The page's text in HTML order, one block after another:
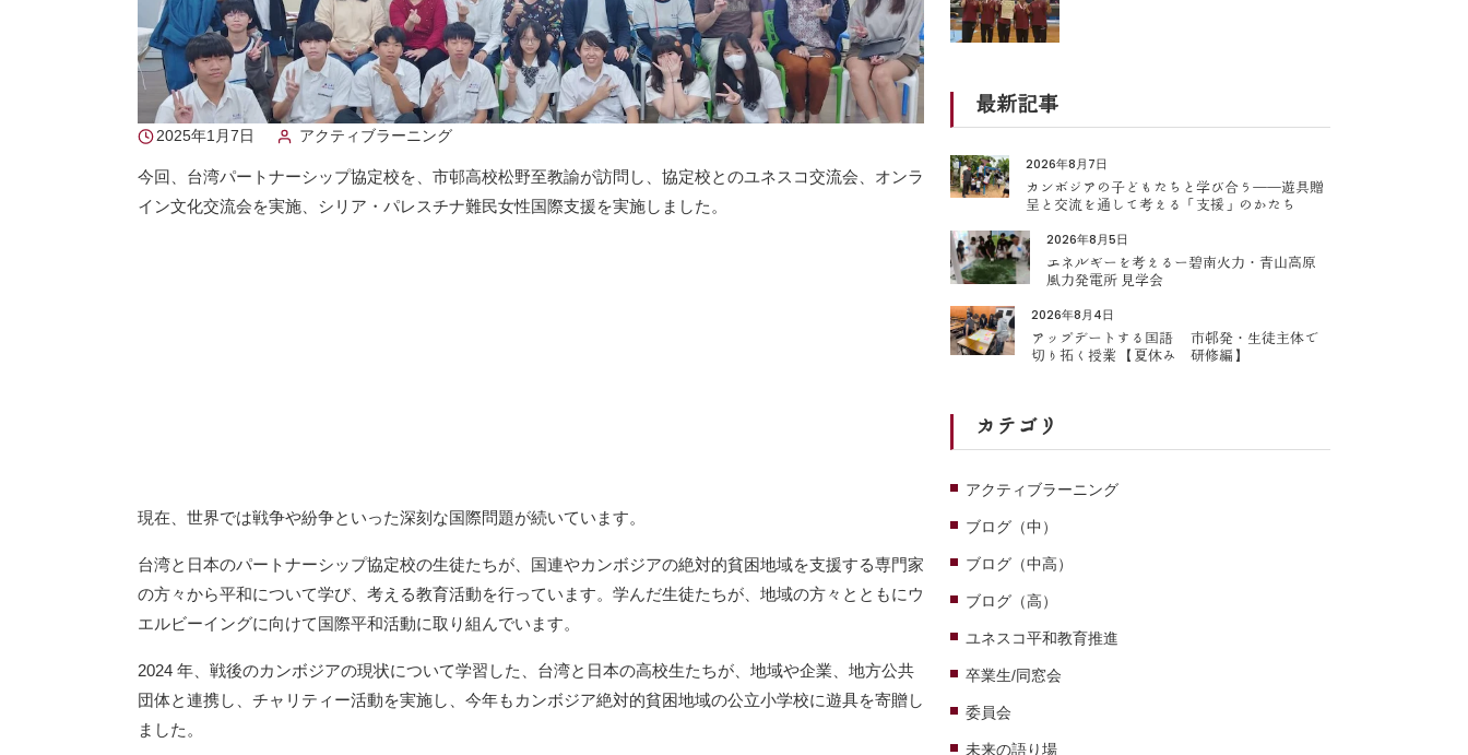
2025年1月7日 アクティブラーニング
今回、台湾パートナーシップ協定校を、市邨高校松野至教諭が訪問し、協定校とのユネスコ交流会、オンラ
イン文化交流会を実施、シリア・パレスチナ難民女性国際支援を実施しました。
現在、世界では戦争や紛争といった深刻な国際問題が続いています。
台湾と日本のパートナーシップ協定校の生徒たちが、国連やカンボジアの絶対的貧困地域を支援する専門家
の方々から平和について学び、考える教育活動を行っています。学んだ生徒たちが、地域の方々とともにウ
エルビーイングに向けて国際平和活動に取り組んでいます。
2024 年、戦後のカンボジアの現状について学習した、台湾と日本の高校生たちが、地域や企業、地方公共
団体と連携し、チャリティー活動を実施し、今年もカンボジア絶対的貧困地域の公立小学校に遊具を寄贈し
ました。
最新記事
2026年8月7日
カンボジアの子どもたちと学び合う――遊具贈
呈と交流を通して考える「支援」のかたち
2026年8月5日
エネルギーを考えるー碧南火力・青山高原
風力発電所 見学会
2026年8月4日
アップデートする国語 市邨発・生徒主体で
切り拓く授業 【夏休み 研修編】
カテゴリ
アクティブラーニング
ブログ（中）
ブログ（中高）
ブログ（高）
ユネスコ平和教育推進
卒業生/同窓会
委員会
未来の語り場